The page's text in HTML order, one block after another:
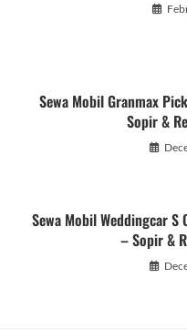
Sewa Mobil Granmax
Sopir &
Sewa Mobil Weddingcar
– Sopir &